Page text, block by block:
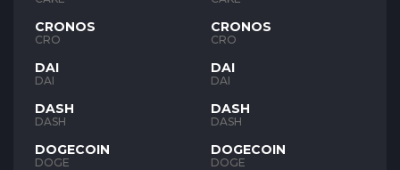
CRONOS
CRO
DAI
DAI
DASH
DASH
DOGECOIN
DOGE
CRONOS
CRO
DAI
DAI
DASH
DASH
DOGECOIN
DOGE